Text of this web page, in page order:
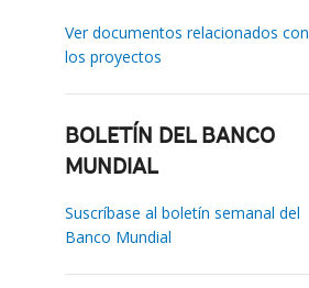
Ver documentos relacionados con
los proyectos
BOLETÍN DEL BANCO
MUNDIAL
Suscríbase al boletín semanal del
Banco Mundial